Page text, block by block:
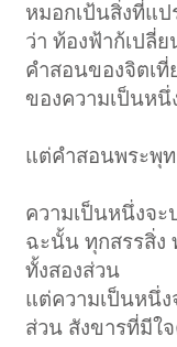
หมอกเป้นสิ่งที่แป
ว่า ท้องฟ้าก้เปลี่
คำสอนของจิตเที่
ของความเป็นหนึ่
แต่คำสอนพระพุ
ความเป็นหนึ่งจะ
ฉะนั้น ทุกสรรสิ่ง
ทั้งสองส่วน
แต่ความเป็นหนึ่ง
ส่วน สังขารที่มีใ